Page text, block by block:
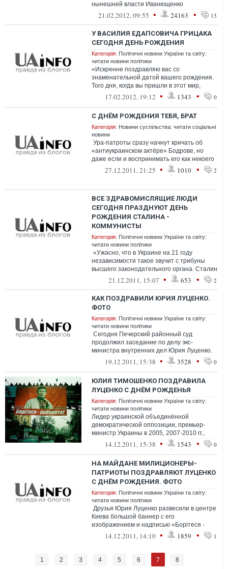
нынешней власти Иванющенко
охарактеризовали ключевым игроком
21.02.2012, 09:55 • 24163 • 13
У ВАСИЛИЯ ЕДАПСОВИЧА ГРИЦАКА
СЕГОДНЯ ДЕНЬ РОЖДЕНИЯ
Категорія: Політичні новини України та світу:
читати новини політики
«Искренне поздравляю вас со
знаменательной датой вашего рождения.
Того дня, когда вы пришли в этот мир,
многие прослезились в предвкушении
17.02.2012, 19:12 • 1343 • 0
С ДНЁМ РОЖДЕНИЯ ТЕБЯ, БРАТ
Категорія: Новини суспільства: читати соціальні
новини
Ура-патроты сразу начнут кричать об
«антиукраинском актёре» Бодрове, но
даже если и воспринимать его как некоего
идеологического опп...
27.12.2011, 21:25 • 1010 • 2
ВСЕ ЗДРАВОМИСЛЯЩИЕ ЛЮДИ
СЕГОДНЯ ПРАЗДНУЮТ ДЕНЬ
РОЖДЕНИЯ СТАЛИНА -
КОММУНИСТЫ
Категорія: Політичні новини України та світу:
читати новини політики
«Ужасно, что в Украине на 21 году
независимости такое звучит с трибуны
высшего законодательного органа. Сталин
- это восемьдесят миллионов...
21.12.2011, 15:07 • 653 • 2
КАК ПОЗДРАВИЛИ ЮРИЯ ЛУЦЕНКО.
ФОТО
Категорія: Політичні новини України та світу:
читати новини політики
Cегодня Печерский районный суд
продолжил заседание по делу экс-
министра внутренних дел Юрия Луценко.
Под стенами суда собрались сторонники
19.12.2011, 15:38 • 3528 • 0
ЮЛИЯ ТИМОШЕНКО ПОЗДРАВИЛА
ЛУЦЕНКО С ДНЁМ РОЖДЕНЬЯ
Категорія: Політичні новини України та світу:
читати новини політики
Лидер украинской объединённой
демократической оппозиции, премьер-
министр Украины в 2005, 2007-2010 гг.,
председатель политической партии ВО
14.12.2011, 15:38 • 1543 • 0
НА МАЙДАНЕ МИЛИЦИОНЕРЫ-
ПАТРИОТЫ ПОЗДРАВЛЯЮТ ЛУЦЕНКО
С ДНЁМ РОЖДЕНИЯ. ФОТО
Категорія: Політичні новини України та світу:
читати новини політики
Друзья Юрия Луценко развесили в центре
Киева большой баннер с его
изображением и надписью «Борітеся -
поборете». Об этом сообща...
14.12.2011, 14:10 • 1859 • 1
1 2 3 4 5 6 7 8